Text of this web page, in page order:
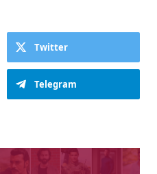
Twitter
Telegram